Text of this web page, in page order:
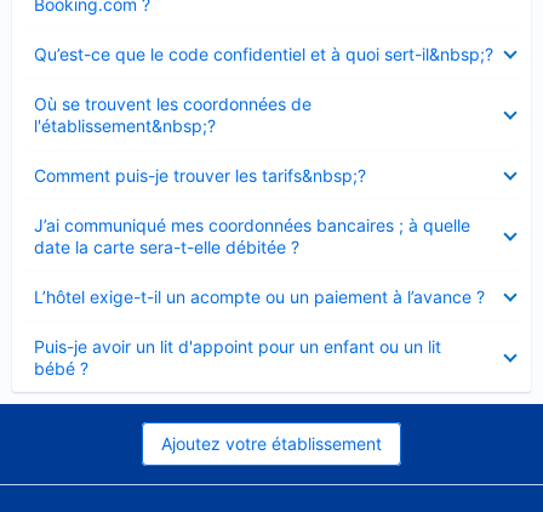
Booking.com ?
Qu’est-ce que le code confidentiel et à quoi sert-il&nbsp;?
fermé
Où se trouvent les coordonnées de
l'établissement&nbsp;?
fermé
Comment puis-je trouver les tarifs&nbsp;?
fermé
J’ai communiqué mes coordonnées bancaires ; à quelle
date la carte sera-t-elle débitée ?
fermé
L’hôtel exige-t-il un acompte ou un paiement à l’avance ?
fermé
Puis-je avoir un lit d'appoint pour un enfant ou un lit
bébé ?
fermé
Ajoutez votre établissement